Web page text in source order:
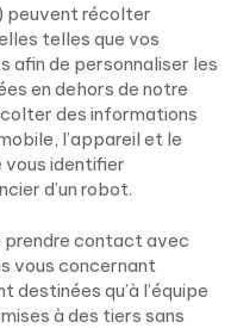
peuvent récolter
telles que vos
afin de personnaliser les
en dehors de notre
des informations
l’appareil et le
vous identifier
d’un robot.
prendre contact avec
vous concernant
qu’à l’équipe
à des tiers sans